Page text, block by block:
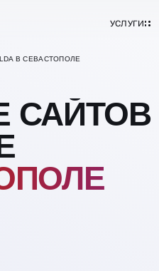
УСЛУГИ
В СЕВАСТОПОЛЕ
САЙТОВ